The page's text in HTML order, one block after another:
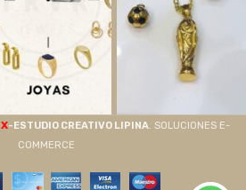
X-ESTUDIO CREATIVO LIPINA. SOLUCIONES E-
COMMERCE